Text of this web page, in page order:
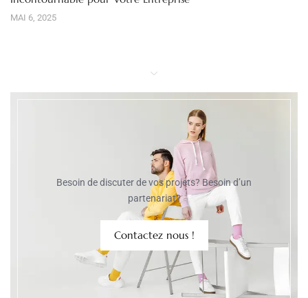
MAI 6, 2025
Besoin de discuter de vos projets? Besoin d’un
partenariat?
Contactez nous !